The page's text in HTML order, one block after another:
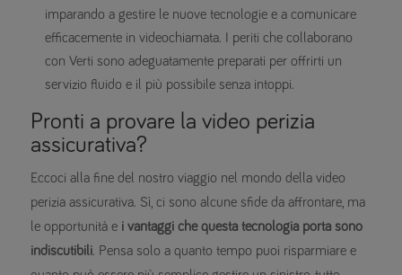
imparando a gestire le nuove tecnologie e a comunicare
efficacemente in videochiamata. I periti che collaborano
con Verti sono adeguatamente preparati per offrirti un
servizio fluido e il più possibile senza intoppi.
Pronti a provare la video perizia
assicurativa?
Eccoci alla fine del nostro viaggio nel mondo della video
perizia assicurativa. Sì, ci sono alcune sfide da affrontare, ma
le opportunità e i vantaggi che questa tecnologia porta sono
indiscutibili. Pensa solo a quanto tempo puoi risparmiare e